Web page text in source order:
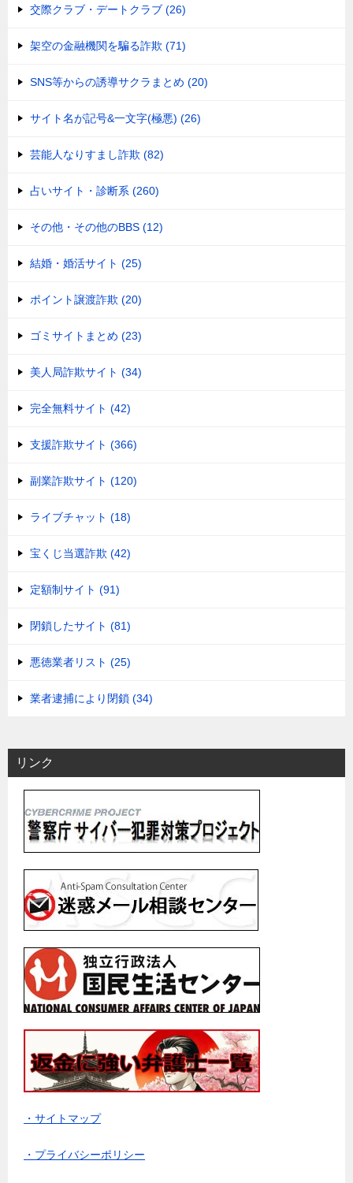
交際クラブ・デートクラブ (26)
架空の金融機関を騙る詐欺 (71)
SNS等からの誘導サクラまとめ (20)
サイト名が記号&一文字(極悪) (26)
芸能人なりすまし詐欺 (82)
占いサイト・診断系 (260)
その他・その他のBBS (12)
結婚・婚活サイト (25)
ポイント譲渡詐欺 (20)
ゴミサイトまとめ (23)
美人局詐欺サイト (34)
完全無料サイト (42)
支援詐欺サイト (366)
副業詐欺サイト (120)
ライブチャット (18)
宝くじ当選詐欺 (42)
定額制サイト (91)
閉鎖したサイト (81)
悪徳業者リスト (25)
業者逮捕により閉鎖 (34)
リンク
・サイトマップ
・プライバシーポリシー